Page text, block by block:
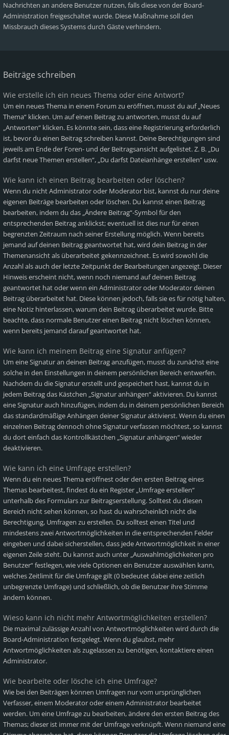
Nachrichten an andere Benutzer nutzen, falls diese von der Board-
Administration freigeschaltet wurde. Diese Maßnahme soll den
Missbrauch dieses Systems durch Gäste verhindern.
Beiträge schreiben
Wie erstelle ich ein neues Thema oder eine Antwort?
Um ein neues Thema in einem Forum zu eröffnen, musst du auf „Neues
Thema“ klicken. Um auf einen Beitrag zu antworten, musst du auf
„Antworten“ klicken. Es könnte sein, dass eine Registrierung erforderlich
ist, bevor du einen Beitrag schreiben kannst. Deine Berechtigungen sind
jeweils am Ende der Foren- und der Beitragsansicht aufgelistet. Z. B. „Du
darfst neue Themen erstellen“, „Du darfst Dateianhänge erstellen“ usw.
Wie kann ich einen Beitrag bearbeiten oder löschen?
Wenn du nicht Administrator oder Moderator bist, kannst du nur deine
eigenen Beiträge bearbeiten oder löschen. Du kannst einen Beitrag
bearbeiten, indem du das „Ändere Beitrag“-Symbol für den
entsprechenden Beitrag anklickst; eventuell ist dies nur für einen
begrenzten Zeitraum nach seiner Erstellung möglich. Wenn bereits
jemand auf deinen Beitrag geantwortet hat, wird dein Beitrag in der
Themenansicht als überarbeitet gekennzeichnet. Es wird sowohl die
Anzahl als auch der letzte Zeitpunkt der Bearbeitungen angezeigt. Dieser
Hinweis erscheint nicht, wenn noch niemand auf deinen Beitrag
geantwortet hat oder wenn ein Administrator oder Moderator deinen
Beitrag überarbeitet hat. Diese können jedoch, falls sie es für nötig halten,
eine Notiz hinterlassen, warum dein Beitrag überarbeitet wurde. Bitte
beachte, dass normale Benutzer einen Beitrag nicht löschen können,
wenn bereits jemand darauf geantwortet hat.
Wie kann ich meinem Beitrag eine Signatur anfügen?
Um eine Signatur an deinen Beitrag anzufügen, musst du zunächst eine
solche in den Einstellungen in deinem persönlichen Bereich entwerfen.
Nachdem du die Signatur erstellt und gespeichert hast, kannst du in
jedem Beitrag das Kästchen „Signatur anhängen“ aktivieren. Du kannst
eine Signatur auch hinzufügen, indem du in deinem persönlichen Bereich
das standardmäßige Anhängen deiner Signatur aktivierst. Wenn du einen
einzelnen Beitrag dennoch ohne Signatur verfassen möchtest, so kannst
du dort einfach das Kontrollkästchen „Signatur anhängen“ wieder
deaktivieren.
Wie kann ich eine Umfrage erstellen?
Wenn du ein neues Thema eröffnest oder den ersten Beitrag eines
Themas bearbeitest, findest du ein Register „Umfrage erstellen“
unterhalb des Formulars zur Beitragserstellung. Solltest du diesen
Bereich nicht sehen können, so hast du wahrscheinlich nicht die
Berechtigung, Umfragen zu erstellen. Du solltest einen Titel und
mindestens zwei Antwortmöglichkeiten in die entsprechenden Felder
eingeben und dabei sicherstellen, dass jede Antwortmöglichkeit in einer
eigenen Zeile steht. Du kannst auch unter „Auswahlmöglichkeiten pro
Benutzer“ festlegen, wie viele Optionen ein Benutzer auswählen kann,
welches Zeitlimit für die Umfrage gilt (0 bedeutet dabei eine zeitlich
unbegrenzte Umfrage) und schließlich, ob die Benutzer ihre Stimme
ändern können.
Wieso kann ich nicht mehr Antwortmöglichkeiten erstellen?
Die maximal zulässige Anzahl von Antwortmöglichkeiten wird durch die
Board-Administration festgelegt. Wenn du glaubst, mehr
Antwortmöglichkeiten als zugelassen zu benötigen, kontaktiere einen
Administrator.
Wie bearbeite oder lösche ich eine Umfrage?
Wie bei den Beiträgen können Umfragen nur vom ursprünglichen
Verfasser, einem Moderator oder einem Administrator bearbeitet
werden. Um eine Umfrage zu bearbeiten, ändere den ersten Beitrag des
Themas; dieser ist immer mit der Umfrage verknüpft. Wenn niemand eine